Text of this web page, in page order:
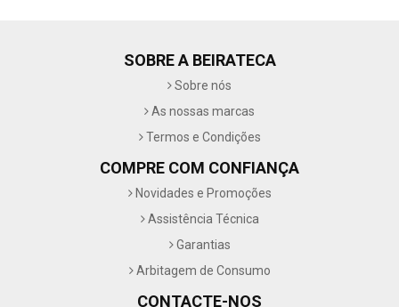
SOBRE A BEIRATECA
Sobre nós
As nossas marcas
Termos e Condições
COMPRE COM CONFIANÇA
Novidades e Promoções
Assistência Técnica
Garantias
Arbitagem de Consumo
CONTACTE-NOS